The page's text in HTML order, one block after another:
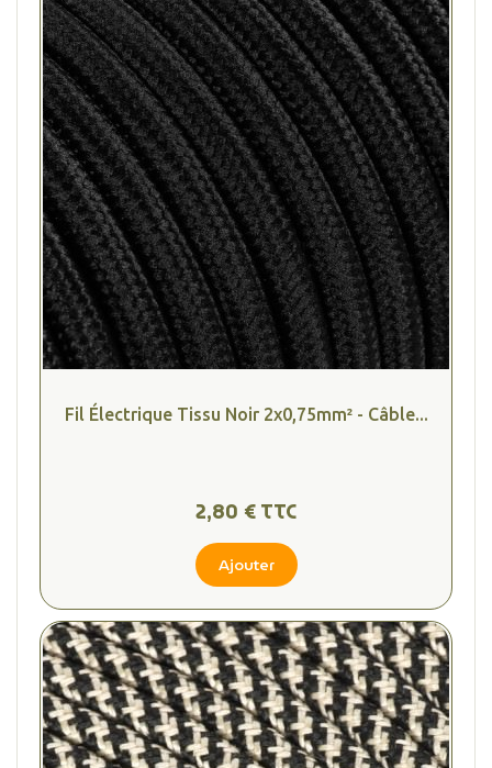
Fil Électrique Tissu Noir 2x0,75mm² - Câble...
2,80 € TTC
Ajouter